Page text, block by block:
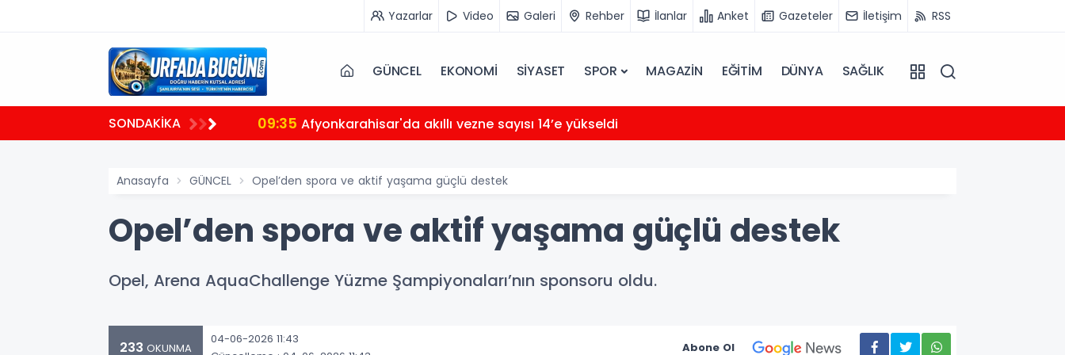
Yazarlar Video Galeri Rehber İlanlar Anket Gazeteler İletişim RSS
GÜNCEL EKONOMİ SİYASET SPOR MAGAZİN EĞİTİM DÜNYA SAĞLIK
SONDAKİKA 09:35 Afyonkarahisar'da akıllı vezne sayısı 14’e yükseldi
Anasayfa GÜNCEL Opel’den spora ve aktif yaşama güçlü destek
Opel’den spora ve aktif yaşama güçlü destek
Opel, Arena AquaChallenge Yüzme Şampiyonaları’nın sponsoru oldu.
233 OKUNMA
04-06-2026 11:43
Abone Ol